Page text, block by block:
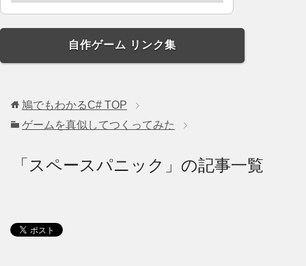
自作ゲーム リンク集
鳩でもわかるC# TOP
ゲームを真似してつくってみた
「スペースパニック」の記事一覧